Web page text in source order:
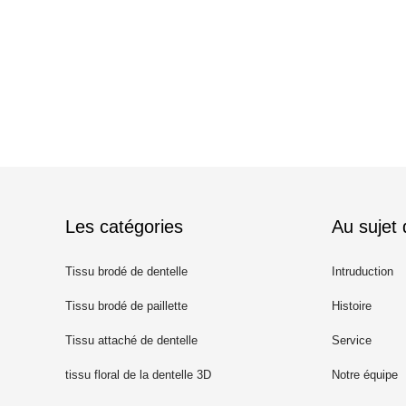
Les catégories
Tissu brodé de dentelle
Tissu brodé de paillette
Tissu attaché de dentelle
tissu floral de la dentelle 3D
Au sujet
Intruduction
Histoire
Service
Notre équipe